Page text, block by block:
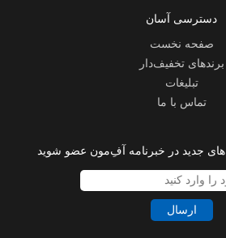
دسترسی آسان
صفحه نخست
برندهای تخفیف‌دار
تبلیغات
تماس با ما
های جدید در خبرنامه آفِ‌مون عضو شوید
ارسال